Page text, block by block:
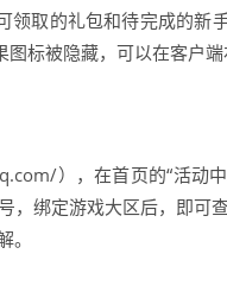
领取的礼包和待完成的新
标被隐藏，可以在客户端
），在首页的“活动
，绑定游戏大区后，即可
。